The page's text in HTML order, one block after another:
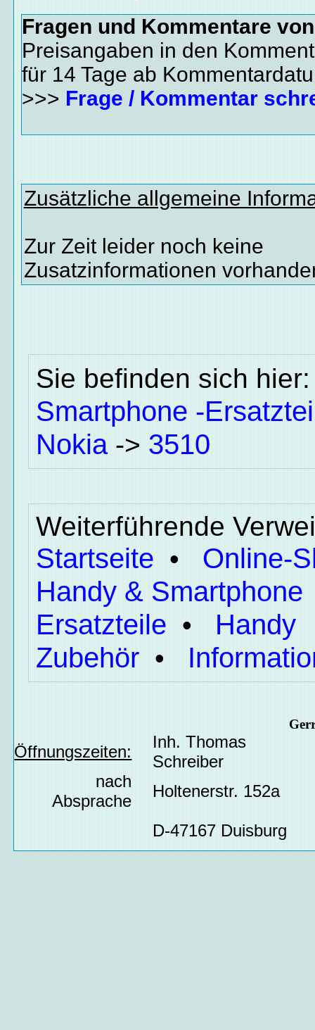
Fragen und Kommentare
Preisangaben in den
für 14 Tage ab
>>> Frage / Kommentar
Zusätzliche allgemeine
Zur Zeit leider noch keine
Zusatzinformationen
Sie befinden sich
Smartphone -
Nokia-> 3510
Weiterführende
Startseite • Online-
Handy & Smartphone
Ersatzteile • Handy
Zubehör •
Öffnungszeiten:
Inh. Thomas
Schreiber
nach
Absprache
Holtenerstr. 152a
D-47167 Duisburg